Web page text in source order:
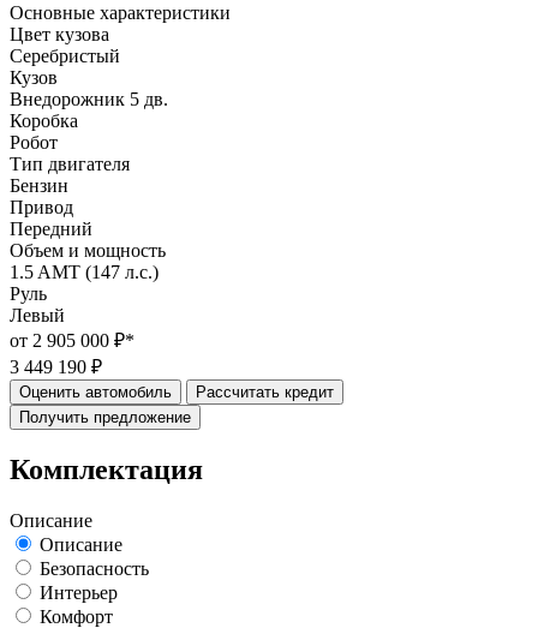
Основные характеристики
Цвет кузова
Серебристый
Кузов
Внедорожник 5 дв.
Коробка
Робот
Тип двигателя
Бензин
Привод
Передний
Объем и мощность
1.5 AMT (147 л.с.)
Руль
Левый
от 2 905 000 ₽*
3 449 190 ₽
Оценить автомобиль
Рассчитать кредит
Получить предложение
Комплектация
Описание
Описание
Безопасность
Интерьер
Комфорт